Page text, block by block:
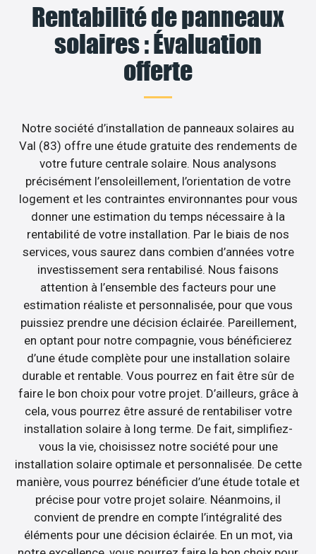
Rentabilité de panneaux
solaires : Évaluation
offerte
Notre société d’installation de panneaux solaires au
Val (83) offre une étude gratuite des rendements de
votre future centrale solaire. Nous analysons
précisément l’ensoleillement, l’orientation de votre
logement et les contraintes environnantes pour vous
donner une estimation du temps nécessaire à la
rentabilité de votre installation. Par le biais de nos
services, vous saurez dans combien d’années votre
investissement sera rentabilisé. Nous faisons
attention à l’ensemble des facteurs pour une
estimation réaliste et personnalisée, pour que vous
puissiez prendre une décision éclairée. Pareillement,
en optant pour notre compagnie, vous bénéficierez
d’une étude complète pour une installation solaire
durable et rentable. Vous pourrez en fait être sûr de
faire le bon choix pour votre projet. D’ailleurs, grâce à
cela, vous pourrez être assuré de rentabiliser votre
installation solaire à long terme. De fait, simplifiez-
vous la vie, choisissez notre société pour une
installation solaire optimale et personnalisée. De cette
manière, vous pourrez bénéficier d’une étude totale et
précise pour votre projet solaire. Néanmoins, il
convient de prendre en compte l’intégralité des
éléments pour une décision éclairée. En un mot, via